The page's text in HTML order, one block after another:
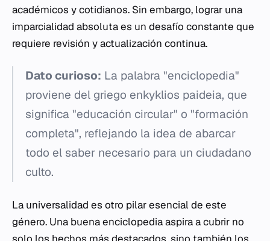
académicos y cotidianos. Sin embargo, lograr una
imparcialidad absoluta es un desafío constante que
requiere revisión y actualización continua.
Dato curioso: La palabra "enciclopedia"
proviene del griego enkyklios paideia, que
significa "educación circular" o "formación
completa", reflejando la idea de abarcar
todo el saber necesario para un ciudadano
culto.
La universalidad es otro pilar esencial de este
género. Una buena enciclopedia aspira a cubrir no